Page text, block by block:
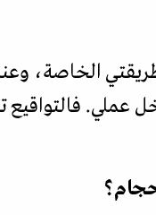
الخاصة،
عملي.